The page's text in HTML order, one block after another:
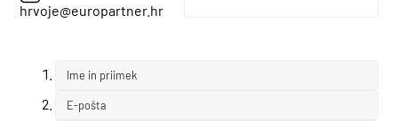
hrvoje@europartner.hr